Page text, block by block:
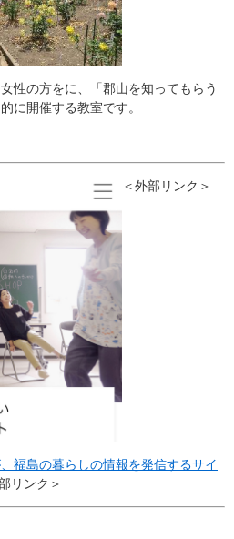
性の方をに、「郡山を知ってもらう
に開催する教室です。
＜外部リンク＞
福島の暮らしの情報を発信するサイ
リンク＞